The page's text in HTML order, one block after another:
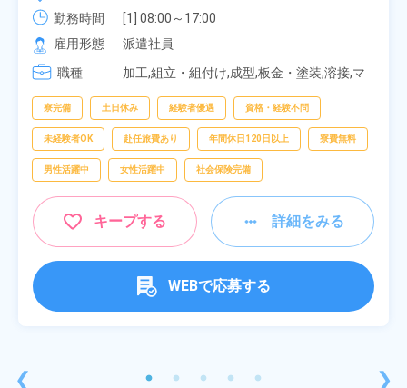
❮
勤務時間
[1] 08:00～17:00
[2] 20:00～05:00
[3] 06:30～15:00
[4] 14:30～23:00
雇用形態
派遣社員
職種
加工,組立・組付け,成型,板金・塗装,溶接,マ
査,物流・配送
寮完備 土日休み 経験者優遇 資格・経験不問
未経験者OK 赴任旅費あり 年間休日120日以上 寮費無料
男性活躍中 女性活躍中 社会保険完備
キープする 詳細をみる
WEBで応募する
❯